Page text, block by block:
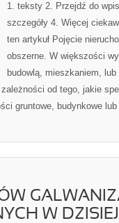
1. teksty 2. Przejdź do
szczegóły 4. Więcej
ten artykuł Pojęcie
obszerne. W większości
budowlą, mieszkaniem,
od tego, jakie
gruntowe, budynkowe
W